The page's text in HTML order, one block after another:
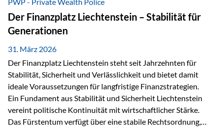
heißt das:Diese Gelder gehören im Konkursfall nicht zur
allgemeinen Konkursmasse, sondern werden ausschließlich
zur Erfüllung…
Der Finanzplatz Liechtenstein – Stabilität für
Generationen
31. März 2026
Der Finanzplatz Liechtenstein steht seit Jahrzehnten für
Stabilität, Sicherheit und Verlässlichkeit und bietet damit
ideale Voraussetzungen für langfristige Finanzstrategien.
Ein Fundament aus Stabilität und Sicherheit Liechtenstein
vereint politische Kontinuität mit wirtschaftlicher Stärke.
Das Fürstentum verfügt über eine stabile Rechtsordnung,